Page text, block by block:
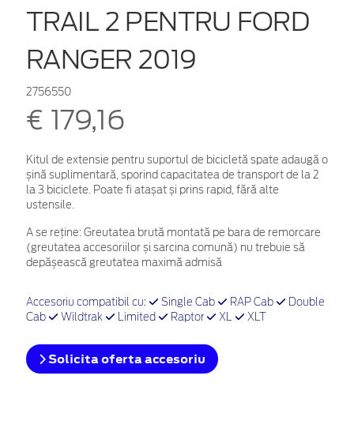
TRAIL 2 PENTRU FORD
RANGER 2019
2756550
€ 179,16
Kitul de extensie pentru suportul de bicicletă spate adaugă o
șină suplimentară, sporind capacitatea de transport de la 2
la 3 biciclete. Poate fi atașat și prins rapid, fără alte
ustensile.
A se reține: Greutatea brută montată pe bara de remorcare
(greutatea accesoriilor și sarcina comună) nu trebuie să
depășească greutatea maximă admisă
Accesoriu compatibil cu: Single Cab RAP Cab
Double
Cab
Wildtrak Limited Raptor XL XLT
Solicita oferta accesoriu